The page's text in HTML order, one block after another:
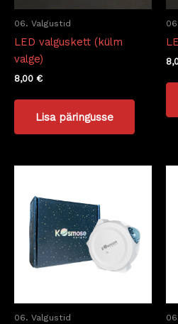
06. Valgustid
LED valguskett (külm
valge)
8,00 €
Lisa päringusse
06. Valgustid